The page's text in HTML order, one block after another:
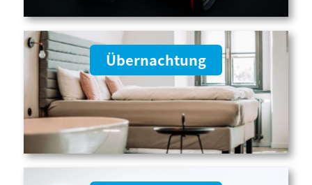
Übernachtung